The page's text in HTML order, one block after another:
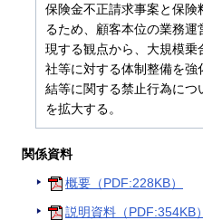
保険金不正請求事案と保険
るため、顧客本位の業務
現する観点から、大規模
社等に対する体制整備を
結等に関する禁止行為につ
を拡大する。
関係資料
概要（PDF:228KB）
説明資料（PDF:354KB）